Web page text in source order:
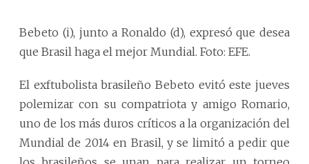
Bebeto (i), junto a Ronaldo (d), expresó que desea
que Brasil haga el mejor Mundial. Foto: EFE.
El exftubolista brasileño Bebeto evitó este jueves
polemizar con su compatriota y amigo Romario,
uno de los más duros críticos a la organización del
Mundial de 2014 en Brasil, y se limitó a pedir que